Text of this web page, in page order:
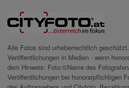
Alle Fotos sind urheberrechtlich geschützt.
Veröffentlichungen in Medien - wenn
dem Hinweis: Foto:©Name des
Veröffentlichungen bei honorarpflichtigen